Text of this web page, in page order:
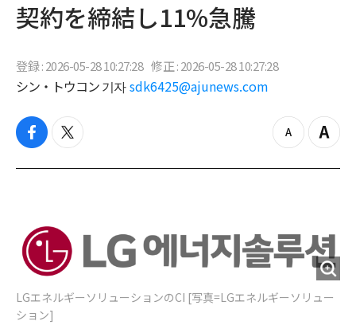
契約を締結し11%急騰
登録 : 2026-05-28 10:27:28 修正 : 2026-05-28 10:27:28
シン・トウコン 기자 sdk6425@ajunews.com
f
c
o
k
t
i
z
o
Z
o
LGエネルギーソリューションのCI [写真=LGエネルギーソリュー
ション]